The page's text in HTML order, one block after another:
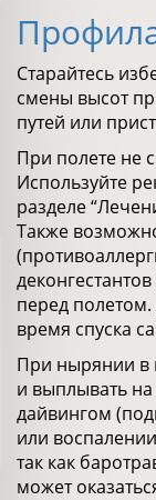
Старайтесь
смены высот
путей или
При полете не
Используйте
разделе
Также
перед
время спуска
При нырянии в
и выплывать
дайвингом
или
так как
может